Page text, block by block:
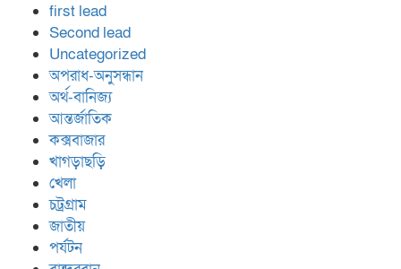
first lead
Second lead
Uncategorized
অপরাধ-অনুসন্ধান
অর্থ-বানিজ্য
আন্তর্জাতিক
কক্সবাজার
খাগড়াছড়ি
খেলা
চট্রগ্রাম
জাতীয়
পর্যটন